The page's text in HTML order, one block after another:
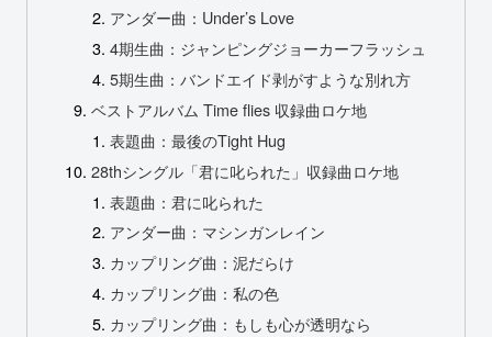
アンダー曲：Under’s Love
4期生曲：ジャンピングジョーカーフラッシュ
5期生曲：バンドエイド剥がすような別れ方
ベストアルバム Time flies 収録曲ロケ地
表題曲：最後のTight Hug
28thシングル「君に叱られた」収録曲ロケ地
表題曲：君に叱られた
アンダー曲：マシンガンレイン
カップリング曲：泥だらけ
カップリング曲：私の色
カップリング曲：もしも心が透明なら